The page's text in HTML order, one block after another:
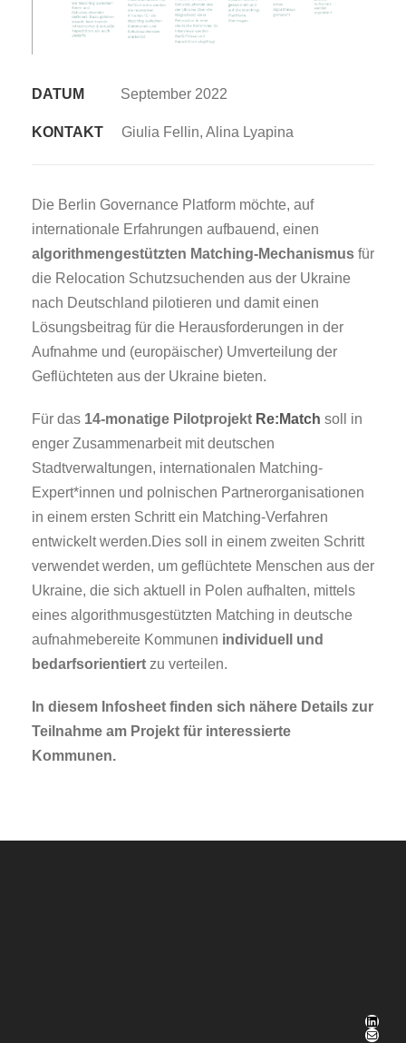
DATUM September 2022
KONTAKT Giulia Fellin, Alina Lyapina
Die Berlin Governance Platform möchte, auf
internationale Erfahrungen aufbauend, einen
algorithmengestützten Matching-Mechanismus für
die Relocation Schutzsuchenden aus der Ukraine
nach Deutschland pilotieren und damit einen
Lösungsbeitrag für die Herausforderungen in der
Aufnahme und (europäischer) Umverteilung der
Geflüchteten aus der Ukraine bieten.
Für das 14-monatige Pilotprojekt Re:Match soll in
enger Zusammenarbeit mit deutschen
Stadtverwaltungen, internationalen Matching-
Expert*innen und polnischen Partnerorganisationen
in einem ersten Schritt ein Matching-Verfahren
entwickelt werden.Dies soll in einem zweiten Schritt
verwendet werden, um geflüchtete Menschen aus der
Ukraine, die sich aktuell in Polen aufhalten, mittels
eines algorithmusgestützten Matching in deutsche
aufnahmebereite Kommunen individuell und
bedarfsorientiert zu verteilen.
In diesem Infosheet finden sich nähere Details zur
Teilnahme am Projekt für interessierte
Kommunen.
LinkedIn
E-Mail